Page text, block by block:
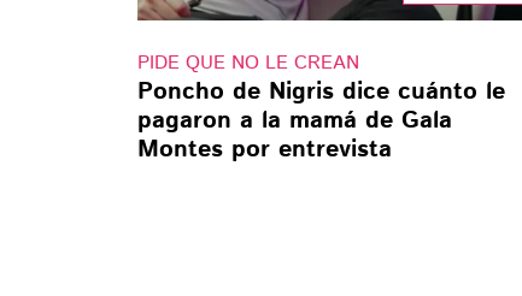
PIDE QUE NO LE CREAN
Poncho de Nigris dice cuánto le
pagaron a la mamá de Gala
Montes por entrevista